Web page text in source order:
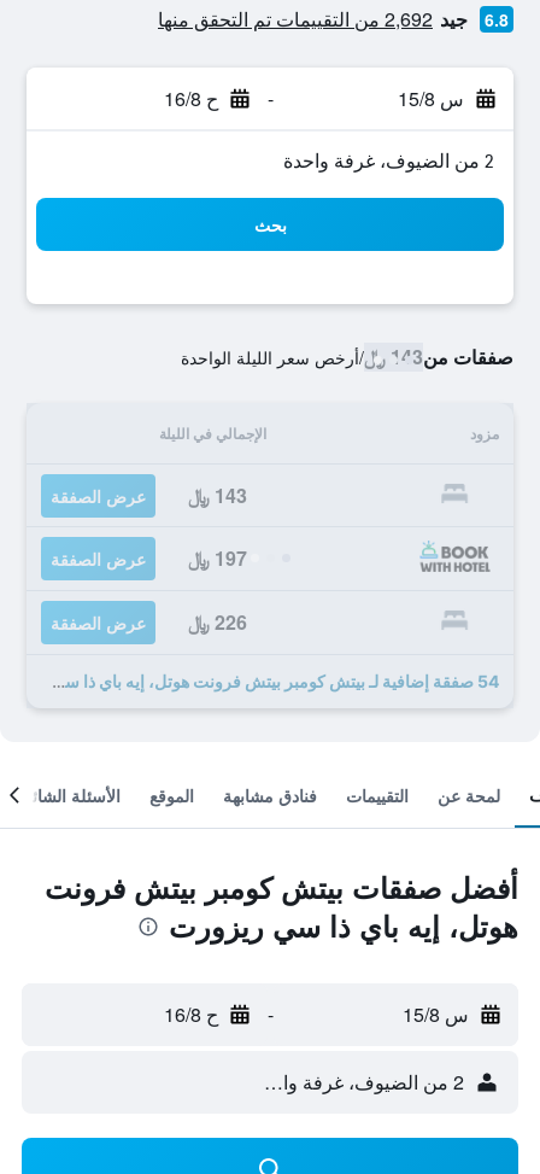
6.8 جيد 2,692 من التقييمات تم التحقق منها
س 15/8 - ح 16/8
2 من الضيوف، غرفة واحدة
بحث
صفقات من143 ﷼ /أرخص سعر الليلة الواحدة
مزود الإجمالي في الليلة
143 ﷼ عرض الصفقة
197 ﷼ عرض الصفقة
226 ﷼ عرض الصفقة
54 صفقة إضافية لـ بيتش كومبر بيتش فرونت هوتل، إيه باي ذا سي ريزورت
لمحة عن التقييمات فنادق مشابهة الموقع الأسئلة الشائعة
أفضل صفقات بيتش كومبر بيتش فرونت
هوتل، إيه باي ذا سي ريزورت
س 15/8 - ح 16/8
2 من الضيوف، غرفة واحدة